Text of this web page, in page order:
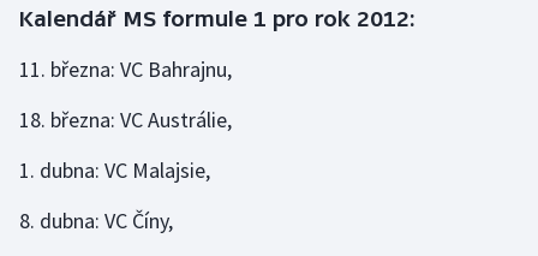
Jezdectví
Judo
Krasobruslení
Lezení
Kalendář MS formule 1 pro rok 2012:
11. března: VC Bahrajnu,
18. března: VC Austrálie,
1. dubna: VC Malajsie,
8. dubna: VC Číny,